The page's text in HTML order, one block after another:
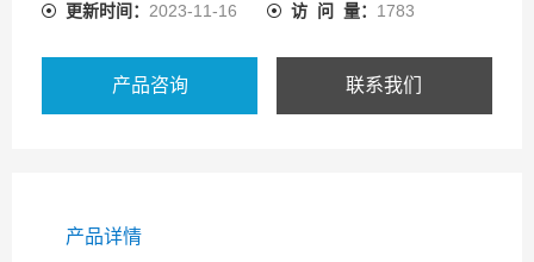
长期回收/租赁/销售罗德与施瓦茨
更新时间： 2023-11-16 访 问 量： 1783
产品咨询 联系我们
产品详情